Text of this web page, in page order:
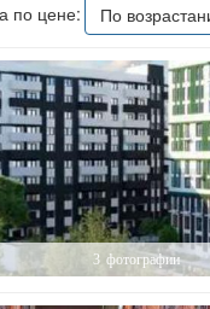
по цене: По
фотографии
3